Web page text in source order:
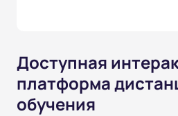
Доступная
платформа
обучения